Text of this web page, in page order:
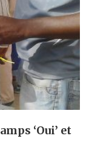
‘Oui’ et